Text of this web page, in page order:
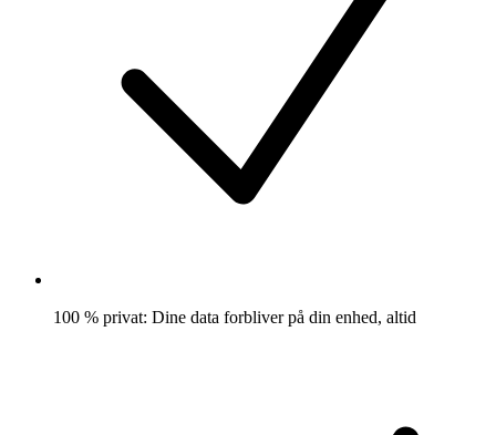
100 % privat: Dine data forbliver på din enhed, altid